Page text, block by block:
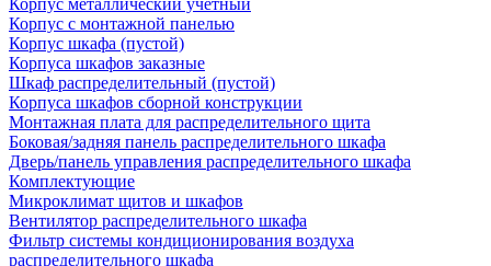
Корпус металлический учетный
Корпус с монтажной панелью
Корпус шкафа (пустой)
Корпуса шкафов заказные
Шкаф распределительный (пустой)
Корпуса шкафов сборной конструкции
Монтажная плата для распределительного щита
Боковая/задняя панель распределительного шкафа
Дверь/панель управления распределительного шкафа
Комплектующие
Микроклимат щитов и шкафов
Вентилятор распределительного шкафа
Фильтр системы кондиционирования воздуха
распределительного шкафа